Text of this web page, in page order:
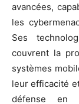
avancées,
les
Ses
couvrent la
systèmes
leur efficacité
défense en